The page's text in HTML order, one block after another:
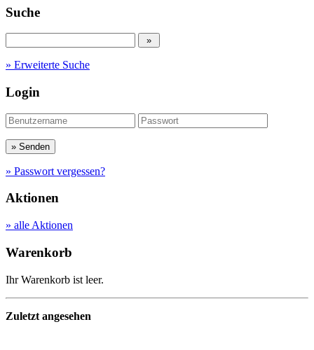
Suche
» Erweiterte Suche
Login
» Passwort vergessen?
Aktionen
» alle Aktionen
Warenkorb
Ihr Warenkorb ist leer.
Zuletzt angesehen